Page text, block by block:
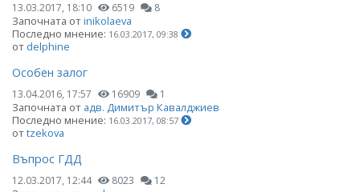
13.03.2017, 18:10 6519 8
Започната отinikolaeva
Последно мнение: 16.03.2017, 09:38
от delphine
Особен залог
13.04.2016, 17:57 16909 1
Започната от адв. Димитър Кавалджиев
Последно мнение: 16.03.2017, 08:57
отtzekova
Въпрос ГДД
12.03.2017, 12:44 8023 12